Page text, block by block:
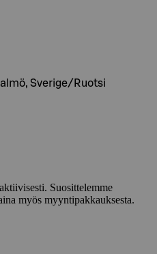
Sverige/Ruotsi
Suosittelemme
myös myyntipakkauksesta.